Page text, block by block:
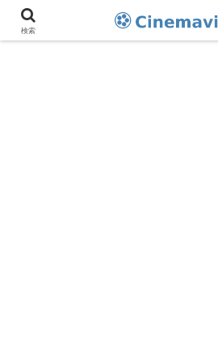
検索